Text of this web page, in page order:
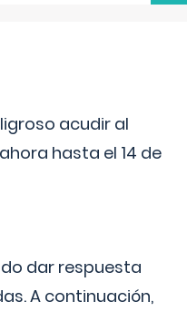
acudir al
hasta el 14 de
dar respuesta
A continuación,